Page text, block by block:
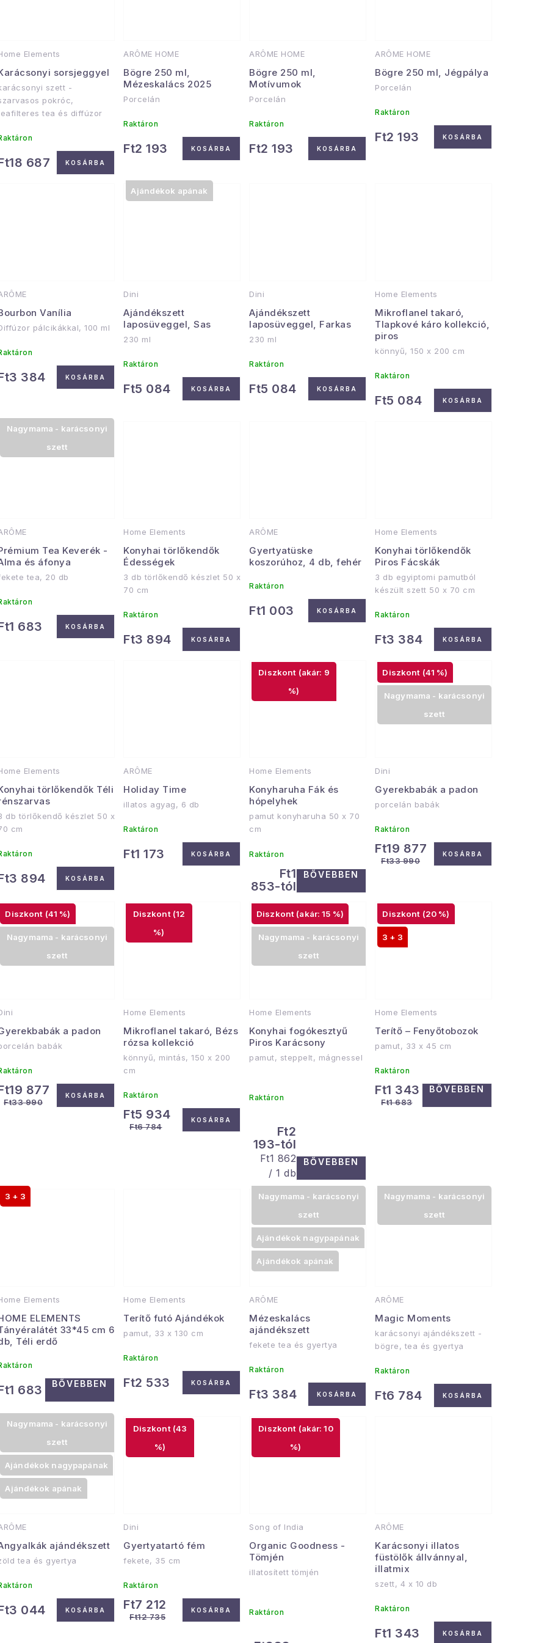
Elements
sorsjeggyel
szett -
pokróc,
tea és diffúzor
687 KOSÁRBA
ARÔME HOME
Bögre 250 ml,
Mézeskalács 2025
Porcelán
Raktáron
Ft2 193 KOSÁRBA
ARÔME HOME
Bögre 250 ml,
Motívumok
Porcelán
Raktáron
Ft2 193 KOSÁRBA
ARÔME HOME
Bögre 250 ml, Jégpálya
Porcelán
Raktáron
Ft2 193 KOSÁRBA
Vanília
pálcikákkal, 100 ml
384 KOSÁRBA
Dini
Ajándékszett
laposüveggel, Sas
Ajándékok apának
230 ml
Raktáron
Ft5 084 KOSÁRBA
Dini
Ajándékszett
laposüveggel, Farkas
230 ml
Raktáron
Ft5 084 KOSÁRBA
Home Elements
Mikroflanel takaró,
Tlapkové káro kollekció,
piros
könnyű, 150 x 200 cm
Raktáron
Ft5 084 KOSÁRBA
Tea Keverék -
és áfonya
Nagymama - karácsonyi
szett
tea, 20 db
683 KOSÁRBA
Home Elements
Konyhai törlőkendők
Édességek
3 db törlőkendő készlet 50 x
70 cm
Raktáron
Ft3 894 KOSÁRBA
ARÔME
Gyertyatüske
koszorúhoz, 4 db, fehér
Raktáron
Ft1 003 KOSÁRBA
Home Elements
Konyhai törlőkendők
Piros Fácskák
3 db egyiptomi pamutból
készült szett 50 x 70 cm
Raktáron
Ft3 384 KOSÁRBA
Elements
törlőkendők Téli
db törlőkendő készlet 50 x
cm
894 KOSÁRBA
ARÔME
Holiday Time
illatos agyag, 6 db
Raktáron
Ft1 173 KOSÁRBA
Home Elements
Konyharuha Fák és
hópelyhek
(akár: 9
%)
pamut konyharuha 50 x 70
cm
Raktáron
Ft1
853-tól
BŐVEBBEN
Dini
Gyerekbabák a padon
(41 %)
Nagymama - karácsonyi
szett
porcelán babák
Raktáron
Ft19 877
Ft33 990
KOSÁRBA
a padon
(41 %)
Nagymama - karácsonyi
szett
babák
877
Ft33 990
KOSÁRBA
Home Elements
Mikroflanel takaró, Bézs
rózsa kollekció
(12
%)
könnyű, mintás, 150 x 200
cm
Raktáron
Ft5 934
Ft6 784
KOSÁRBA
Home Elements
Konyhai fogókesztyű
Piros Karácsony
(akár: 15 %)
Nagymama - karácsonyi
szett
pamut, steppelt, mágnessel
Raktáron
Ft2
193-tól
Egységár:
Ft1 862
/ 1 db
BŐVEBBEN
Home Elements
Terítő – Fenyőtobozok
(20 %)
3 + 3
pamut, 33 x 45 cm
Raktáron
Ft1 343
Ft1 683
BŐVEBBEN
Elements
ELEMENTS
33*45 cm 6
Téli erdő
3 + 3
683 BŐVEBBEN
Home Elements
Terítő futó Ajándékok
pamut, 33 x 130 cm
Raktáron
Ft2 533 KOSÁRBA
ARÔME
Mézeskalács
ajándékszett
Nagymama - karácsonyi
szett
Ajándékok nagypapának
Ajándékok apának
fekete tea és gyertya
Raktáron
Ft3 384 KOSÁRBA
ARÔME
Magic Moments
Nagymama - karácsonyi
szett
karácsonyi ajándékszett -
bögre, tea és gyertya
Raktáron
Ft6 784 KOSÁRBA
ajándékszett
Nagymama - karácsonyi
szett
Ajándékok nagypapának
Ajándékok apának
tea és gyertya
044 KOSÁRBA
Dini
Gyertyatartó fém
(43
%)
fekete, 35 cm
Raktáron
Ft7 212
Ft12 735
KOSÁRBA
Song of India
Organic Goodness -
Tömjén
(akár: 10
%)
illatosített tömjén
Raktáron
ARÔME
Karácsonyi illatos
füstölők állvánnyal,
illatmix
szett, 4 x 10 db
Raktáron
Ft1 343 KOSÁRBA